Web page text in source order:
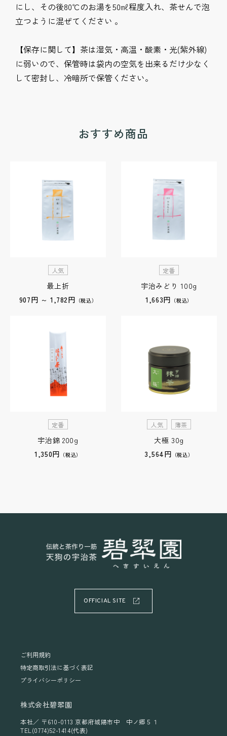
にし、その後80℃のお湯を50㎖程度入れ、茶せんで泡
立つように混ぜてください 。
【保存に関して】茶は湿気・高温・酸素・光(紫外線)
に弱いので、保管時は袋内の空気を出来るだけ少なく
おすすめ商品
人気
最上折
907円 ～ 1,782円 （税込）
定番
宇治みどり 100g
1,663円 （税込）
定番
宇治錦 200g
1,350円 （税込）
人気 薄茶
大極 30g
3,564円 （税込）
OFFICIAL SITE
ご利用規約
特定商取引法に基づく表記
プライバシーポリシー
株式会社碧翆園
本社／ 〒610-0113 京都府城陽市中 中ノ郷５１
TEL(0774)52-1414(代表)